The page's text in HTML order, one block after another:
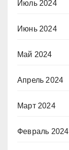
Июль 2024
Июнь 2024
Май 2024
Апрель 2024
Март 2024
Февраль 2024